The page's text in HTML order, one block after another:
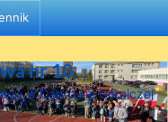
nr 10
w Dąbrowie Górniczej